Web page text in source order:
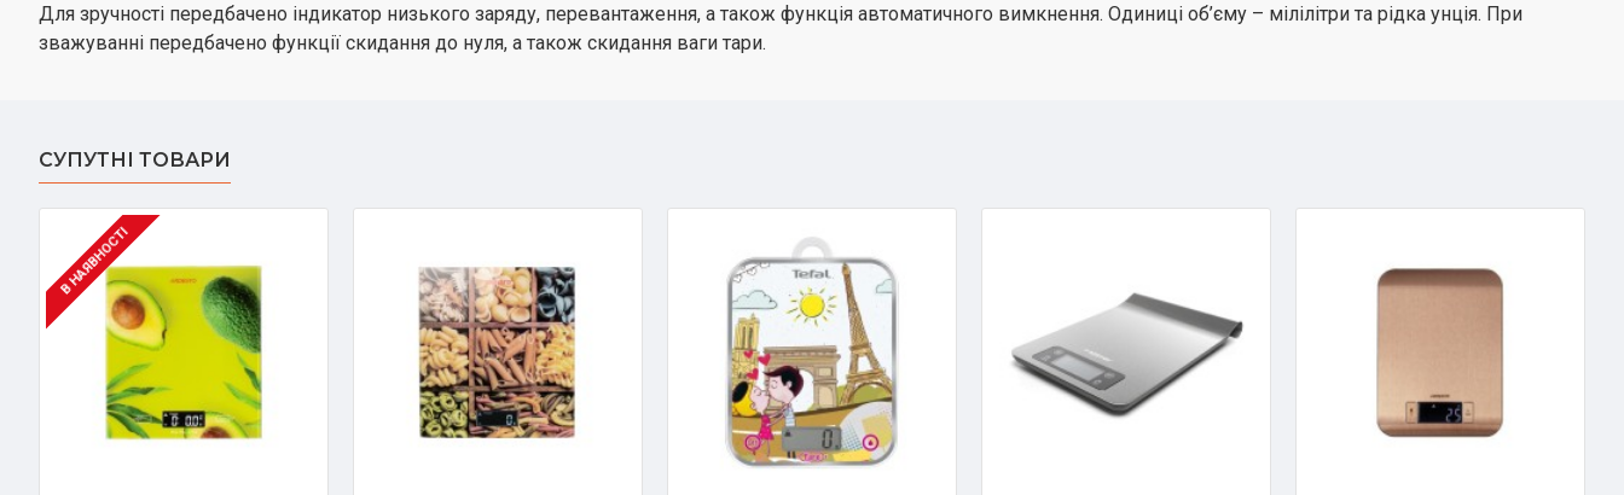
Для зручності передбачено індикатор низького заряду, перевантаження, а також функція автоматичного вимкнення. Одиниці об’єму – мілілітри та рідка унція. При
зважуванні передбачено функції скидання до нуля, а також скидання ваги тари.
СУПУТНІ ТОВАРИ
В НАЯВНОСТІ